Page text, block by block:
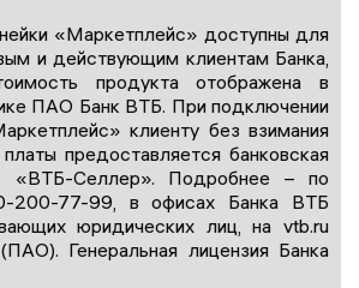
«Маркетплейс» доступны для
и действующим клиентам Банка,
продукта отображена в
ПАО Банк ВТБ. При подключении
клиенту без взимания
предоставляется банковская
«ВТБ-Селлер». Подробнее – по
200-77-99, в офисах Банка ВТБ
юридических лиц, на vtb.ru
Генеральная лицензия Банка